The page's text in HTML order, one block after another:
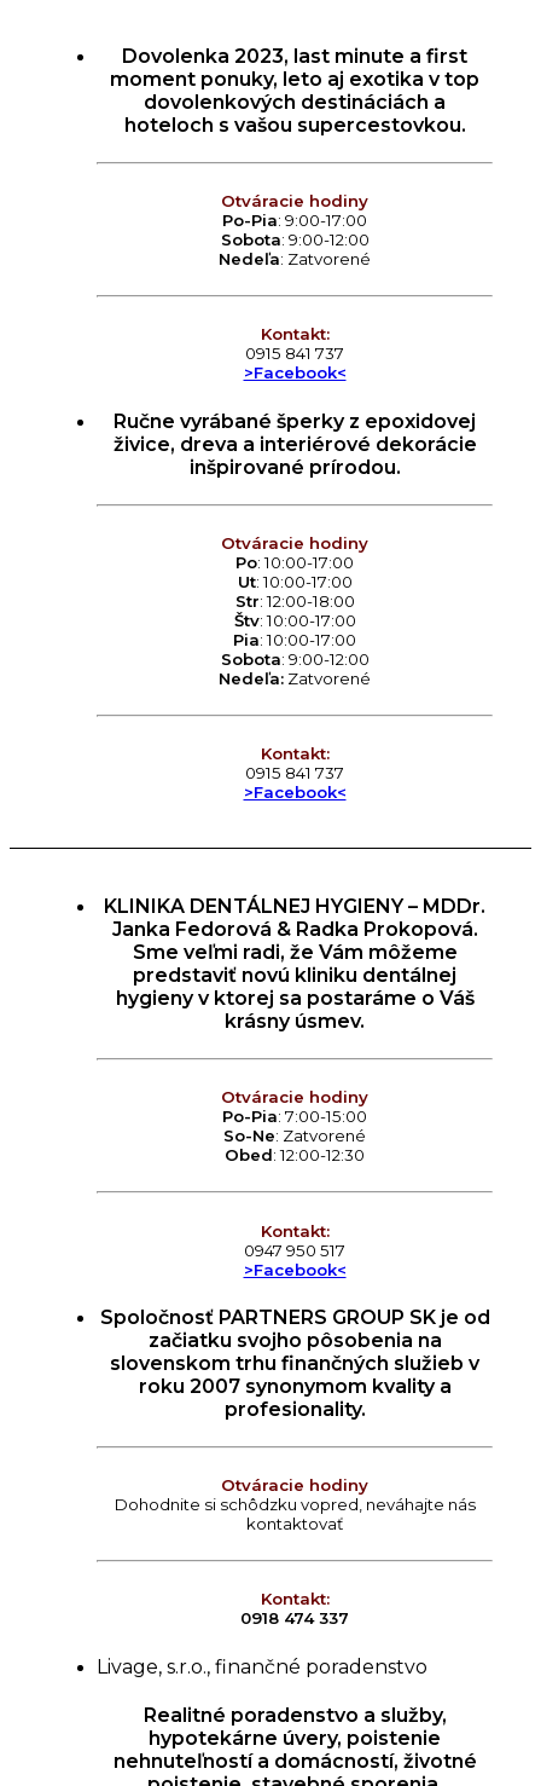
Dovolenka 2023, last minute a first
moment ponuky, leto aj exotika v top
dovolenkových destináciách a
hoteloch s vašou supercestovkou.
Otváracie hodiny
Po-Pia: 9:00-17:00
Sobota: 9:00-12:00
Nedeľa: Zatvorené
Kontakt:
0915 841 737
>Facebook<
Ručne vyrábané šperky z epoxidovej
živice, dreva a interiérové dekorácie
inšpirované prírodou.
Otváracie hodiny
Po: 10:00-17:00
Ut: 10:00-17:00
Str: 12:00-18:00
Štv: 10:00-17:00
Pia: 10:00-17:00
Sobota: 9:00-12:00
Nedeľa: Zatvorené
Kontakt:
0915 841 737
>Facebook<
KLINIKA DENTÁLNEJ HYGIENY – MDDr.
Janka Fedorová & Radka Prokopová.
Sme veľmi radi, že Vám môžeme
predstaviť novú kliniku dentálnej
hygieny v ktorej sa postaráme o Váš
krásny úsmev.
Otváracie hodiny
Po-Pia: 7:00-15:00
So-Ne: Zatvorené
Obed: 12:00-12:30
Kontakt:
0947 950 517
>Facebook<
Spoločnosť PARTNERS GROUP SK je od
začiatku svojho pôsobenia na
slovenskom trhu finančných služieb v
roku 2007 synonymom kvality a
profesionality.
Otváracie hodiny
Dohodnite si schôdzku vopred, neváhajte nás
kontaktovať
Kontakt:
0918 474 337
Livage, s.r.o., finančné poradenstvo
Realitné poradenstvo a služby,
hypotekárne úvery, poistenie
nehnuteľností a domácností, životné